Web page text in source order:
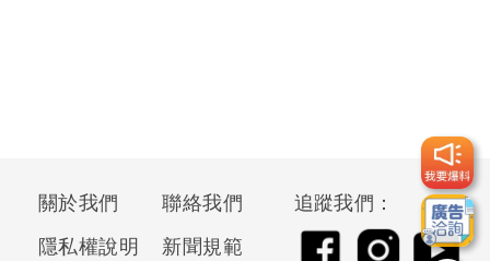
關於我們
聯絡我們
隱私權說明
新聞規範
追蹤我們：